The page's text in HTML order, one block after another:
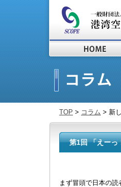
TOP > コラム > 新
第1回 「え
まず冒頭で日本の読